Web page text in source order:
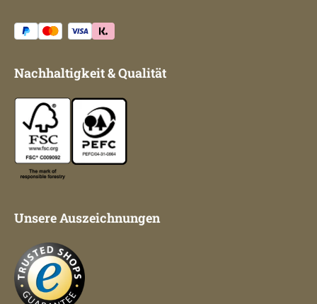
Nachhaltigkeit & Qualität
Unsere Auszeichnungen